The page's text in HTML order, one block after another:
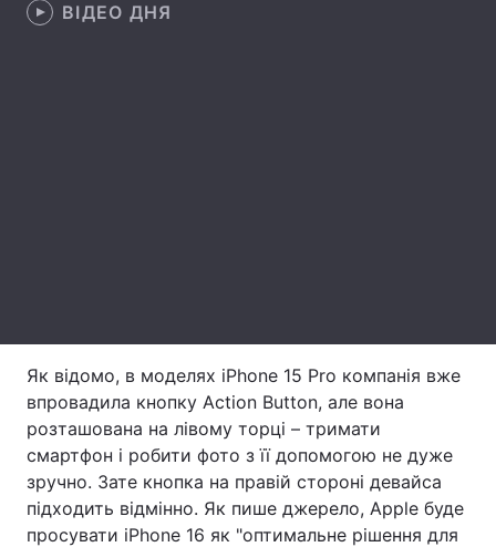
Інтерв'ю
Тема оформлення
ВІДЕО ДНЯ
Як відомо, в моделях iPhone 15 Pro компанія вже
впровадила кнопку Action Button, але вона
розташована на лівому торці – тримати
смартфон і робити фото з її допомогою не дуже
зручно. Зате кнопка на правій стороні девайса
підходить відмінно. Як пише джерело, Apple буде
просувати iPhone 16 як "оптимальне рішення для